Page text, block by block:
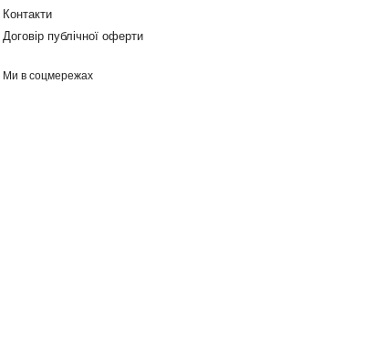
Контакти
Договір публічної оферти
Ми в соцмережах